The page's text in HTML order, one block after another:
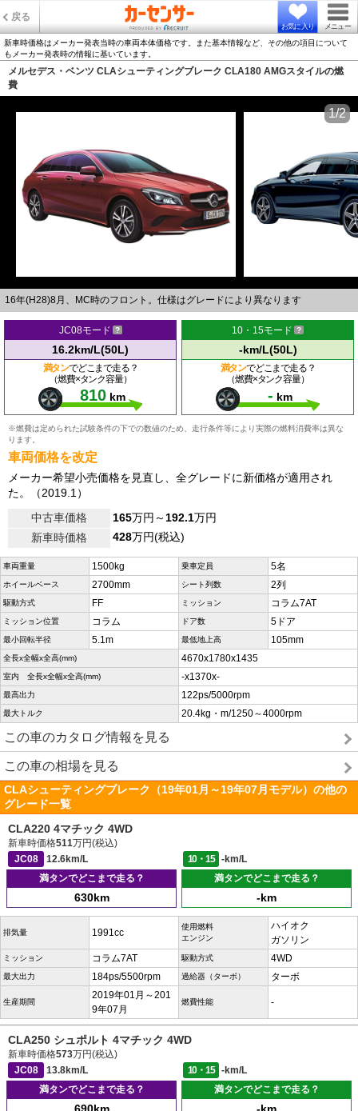
戻る
お気に入り メニュー
新車時価格はメーカー発表当時の車両本体価格です。また基本情報など、その他の項目について
もメーカー発表時の情報に基いています。
メルセデス・ベンツ CLAシューティングブレーク CLA180 AMGスタイルの燃
費
16年(H28)8月、MC時のフロント。仕様はグレードにより異なります
1/2
JC08モード
16.2km/L(50L)
満タンでどこまで走る？
（燃費×タンク容量）
810 km
10・15モード
-km/L(50L)
満タンでどこまで走る？
（燃費×タンク容量）
- km
※燃費は定められた試験条件の下での数値のため、走行条件等により実際の燃料消費率は異な
ります。
車両価格を改定
メーカー希望小売価格を見直し、全グレードに新価格が適用され
た。（2019.1）
中古車価格
165万円～192.1万円
新車時価格
428万円(税込)
車両重量 1500kg 乗車定員 5名
ホイールベース 2700mm シート列数 2列
駆動方式 FF ミッション コラム7AT
ミッション位置 コラム ドア数 5ドア
最小回転半径 5.1m 最低地上高 105mm
全長x全幅x全高(mm) 4670x1780x1435
室内 全長x全幅x全高(mm) -x1370x-
最高出力 122ps/5000rpm
最大トルク 20.4kg・m/1250～4000rpm
この車のカタログ情報を見る
この車の相場を見る
CLAシューティングブレーク（19年01月～19年07月モデル）の他の
グレード一覧
CLA220 4マチック 4WD
新車時価格511万円(税込)
JC08
12.6km/L 10・15
-km/L
満タンでどこまで走る？
630km
満タンでどこまで走る？
-km
排気量 1991cc
使用燃料
エンジン
ハイオク
ガソリン
ミッション コラム7AT 駆動方式 4WD
最大出力 184ps/5500rpm 過給器（ターボ） ターボ
生産期間
2019年01月～201
9年07月
燃費性能 -
CLA250 シュポルト 4マチック 4WD
新車時価格573万円(税込)
JC08
13.8km/L 10・15
-km/L
満タンでどこまで走る？
満タンでどこまで走る？